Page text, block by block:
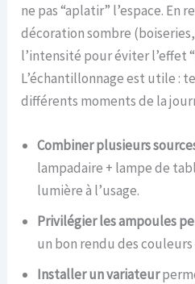
ne pas “aplatir” l’espace. En
décoration sombre
l’intensité pour éviter l’effet
L’échantillonnage est utile :
différents moments de la
Combiner plusieurs
lampadaire + lampe de
lumière à l’usage.
Privilégier les ampoules
un bon rendu des
Installer un variateur